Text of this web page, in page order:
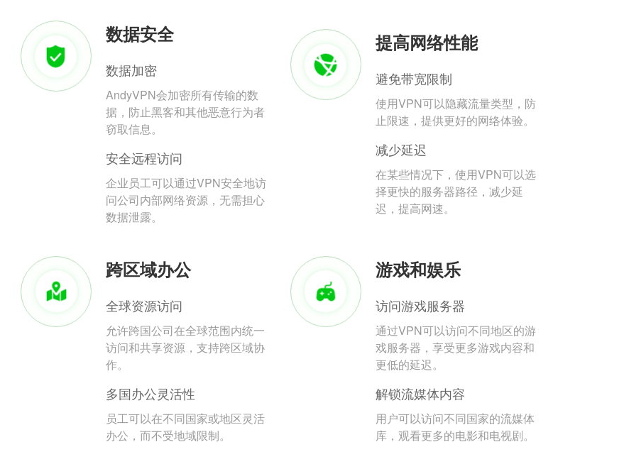
数据安全
数据加密
AndyVPN会加密所有传输的数
据，防止黑客和其他恶意行为者
窃取信息。
安全远程访问
企业员工可以通过VPN安全地访
问公司内部网络资源，无需担心
数据泄露。
提高网络性能
避免带宽限制
使用VPN可以隐藏流量类型，防
止限速，提供更好的网络体验。
减少延迟
在某些情况下，使用VPN可以选
择更快的服务器路径，减少延
迟，提高网速。
跨区域办公
全球资源访问
允许跨国公司在全球范围内统一
访问和共享资源，支持跨区域协
作。
多国办公灵活性
员工可以在不同国家或地区灵活
办公，而不受地域限制。
游戏和娱乐
访问游戏服务器
通过VPN可以访问不同地区的游
戏服务器，享受更多游戏内容和
更低的延迟。
解锁流媒体内容
用户可以访问不同国家的流媒体
库，观看更多的电影和电视剧。